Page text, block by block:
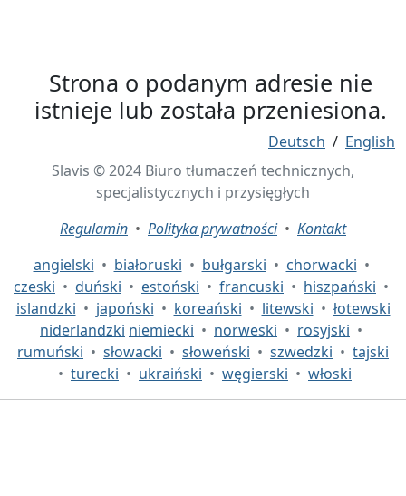
Strona o podanym adresie nie
istnieje lub została przeniesiona.
Deutsch / English
Slavis © 2024 Biuro tłumaczeń technicznych,
specjalistycznych i przysięgłych
Regulamin • Polityka prywatności• Kontakt
angielski • białoruski • bułgarski • chorwacki •
czeski • duński • estoński • francuski • hiszpański •
islandzki • japoński • koreański • litewski • łotewski
niderlandzki niemiecki • norweski • rosyjski •
rumuński • słowacki • słoweński • szwedzki • tajski
• turecki • ukraiński • węgierski • włoski